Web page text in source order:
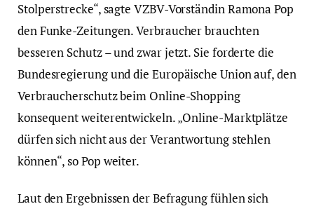
Stolperstrecke“, sagte VZBV-Vorständin Ramona Pop
den Funke-Zeitungen. Verbraucher brauchten
besseren Schutz – und zwar jetzt. Sie forderte die
Bundesregierung und die Europäische Union auf, den
Verbraucherschutz beim Online-Shopping
konsequent weiterentwickeln. „Online-Marktplätze
dürfen sich nicht aus der Verantwortung stehlen
können“, so Pop weiter.
Laut den Ergebnissen der Befragung fühlen sich